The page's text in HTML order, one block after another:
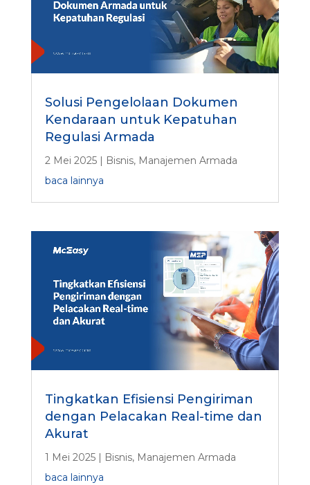
Solusi Pengelolaan Dokumen
Kendaraan untuk Kepatuhan
Regulasi Armada
2 Mei 2025| Bisnis, Manajemen Armada
baca lainnya
Tingkatkan Efisiensi Pengiriman
dengan Pelacakan Real-time dan
Akurat
1 Mei 2025| Bisnis, Manajemen Armada
baca lainnya